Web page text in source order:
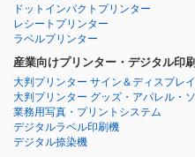
ドットインパクトプリンター
レシートプリンター
ラベルプリンター
産業向けプリンター・デジタル印
大判プリンター サイン＆ディスプレイ
大判プリンター グッズ・アパレル・
業務用写真・プリントシステム
デジタルラベル印刷機
デジタル捺染機